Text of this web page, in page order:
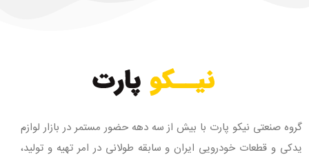
گروه صنعتی نیکو پارت با بیش از سه دهه حضور مستمر در بازار لوازم
یدکی و قطعات خودرویی ایران و سابقه طولانی در امر تهیه و تولید،